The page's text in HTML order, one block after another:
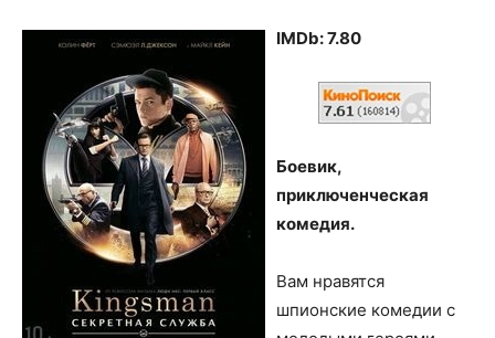
IMDb: 7.80
Боевик,
приключенческая
комедия.
Вам нравятся
шпионские комедии с